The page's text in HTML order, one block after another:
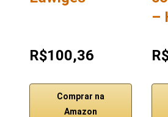
R$100,36
Comprar na
Amazon
–